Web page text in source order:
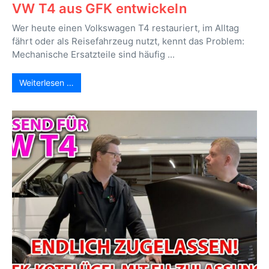
VW T4 aus GFK entwickeln
Wer heute einen Volkswagen T4 restauriert, im Alltag
fährt oder als Reisefahrzeug nutzt, kennt das Problem:
Mechanische Ersatzteile sind häufig ...
Weiterlesen …